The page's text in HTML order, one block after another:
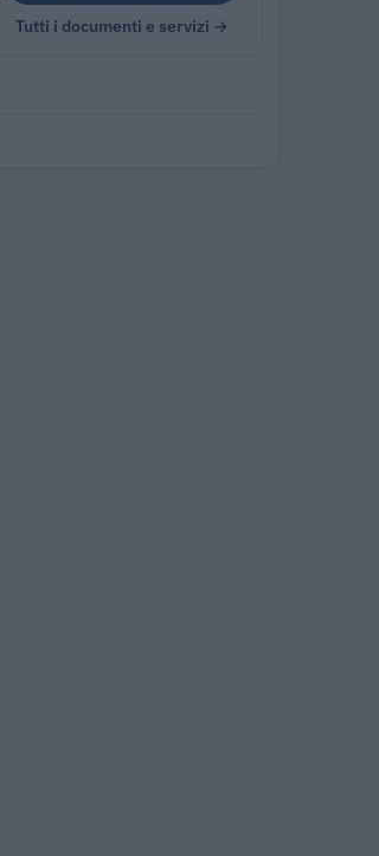
Tutti i documenti e servizi →